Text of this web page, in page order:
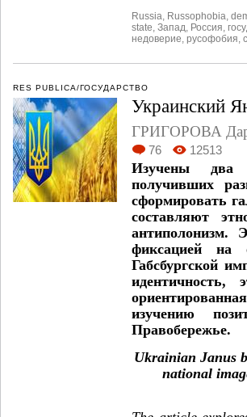
Russia Russophobia
state Запад Россия
недоверие русофобия
RES PUBLICA/ГОСУДАРСТВО
Украинский
ГРИГОРОВА
76 12513
Изучены два
получивших
сформировать
составляют
антиполонизм.
фиксацией на
Габсбургской
идентичность,
изучению
Правобережье.
Ukrainian Janus
national